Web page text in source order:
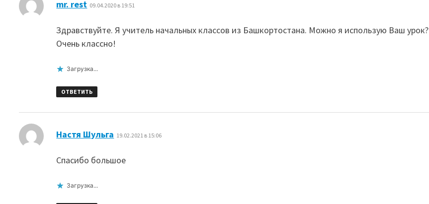
mr. rest 09.04.2020 в 19:51
Здравствуйте. Я учитель начальных классов из Башкортостана. Можно я использую Ваш урок?
Очень классно!
Загрузка...
ОТВЕТИТЬ
Настя Шульга 19.02.2021 в 15:06
Спасибо большое
Загрузка...